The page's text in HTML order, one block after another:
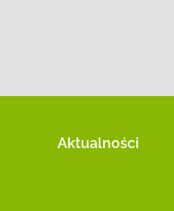
Aktualności